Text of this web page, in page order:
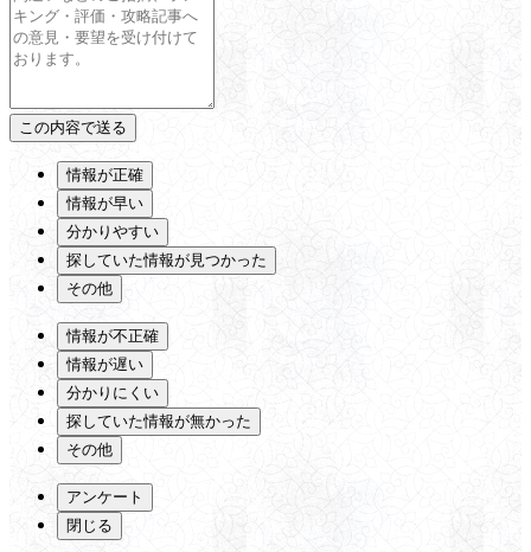
情報が正確
情報が早い
分かりやすい
探していた情報が見つかった
その他
情報が不正確
情報が遅い
分かりにくい
探していた情報が無かった
その他
アンケート
閉じる